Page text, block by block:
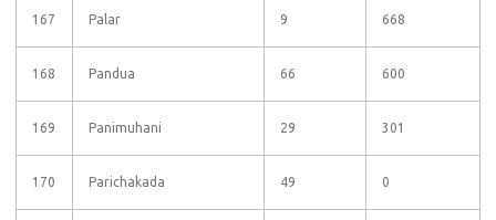
167 Palar 9 668
168 Pandua 66 600
169 Panimuhani 29 301
170 Parichakada 49 0